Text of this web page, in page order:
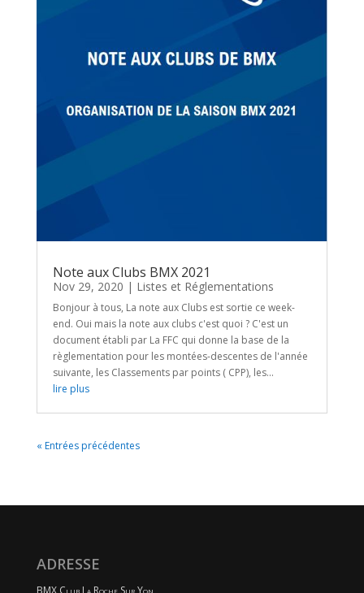
Note aux Clubs BMX 2021
Nov 29, 2020 | Listes et Réglementations
Bonjour à tous, La note aux Clubs est sortie ce week-
end. Oui mais la note aux clubs c'est quoi ? C'est un
document établi par La FFC qui donne la base de la
règlementation pour les montées-descentes de l'année
suivante, les Classements par points ( CPP), les...
lire plus
« Entrées précédentes
ADRESSE